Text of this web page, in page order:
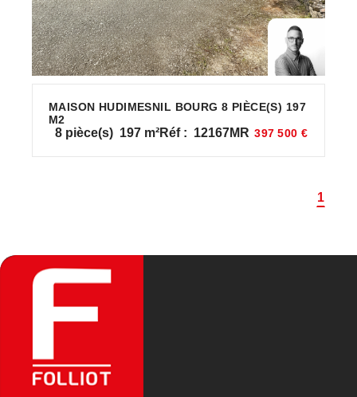
MAISON HUDIMESNIL BOURG 8 PIÈCE(S) 197
M2
8 pièce(s) 197 m²Réf : 12167MR 397 500 €
1